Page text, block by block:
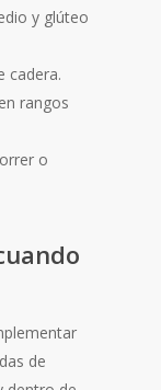
y glúteo
cadera.
rangos
o
de